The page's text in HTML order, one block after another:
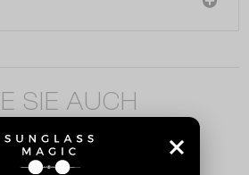
SIE AUCH